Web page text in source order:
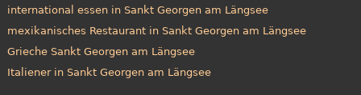
international essen in Sankt Georgen am Längsee
mexikanisches Restaurant in Sankt Georgen am Längsee
Grieche Sankt Georgen am Längsee
Italiener in Sankt Georgen am Längsee